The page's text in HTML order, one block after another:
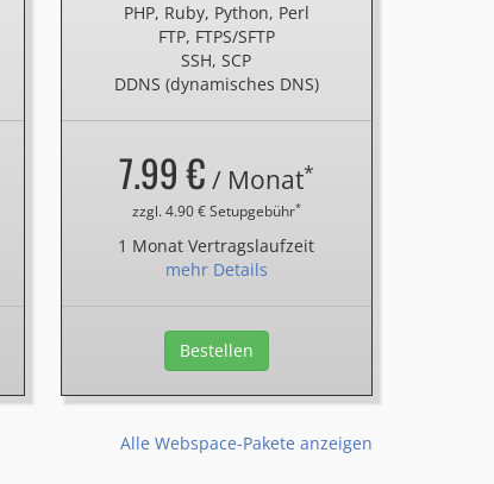
PHP, Ruby, Python, Perl
FTP, FTPS/SFTP
SSH, SCP
DDNS (dynamisches DNS)
7.99 € / Monat*
zzgl. 4.90 € Setupgebühr*
1 Monat Vertragslaufzeit
mehr Details
Bestellen
Alle Webspace-Pakete anzeigen